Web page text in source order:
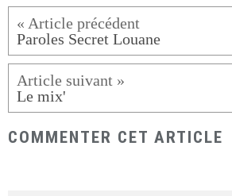
Paroles Secret Louane
Le mix'
COMMENTER CET ARTICLE